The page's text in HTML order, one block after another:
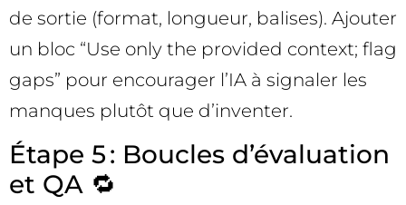
de sortie (format, longueur, balises). Ajouter
un bloc “Use only the provided context; flag
gaps” pour encourager l’IA à signaler les
manques plutôt que d’inventer.
Étape 5 : Boucles d’évaluation
et QA 🔁